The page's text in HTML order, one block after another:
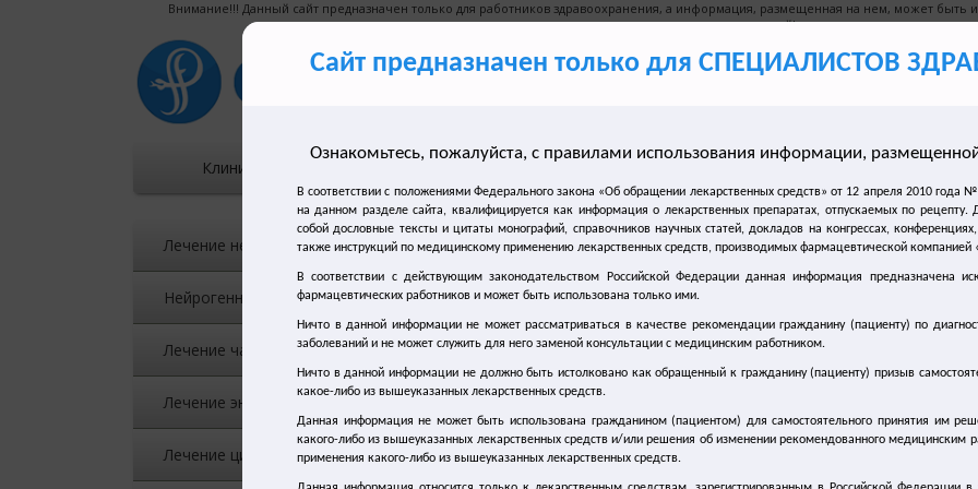
Внимание!!! Данный сайт предназначен только для работников здравоохранения, а информация, размещенная на нем, может быть
медицинских целей!
Сайт для врачей о лечении синдрома
Клиническое течение Новости Статьи
Лечение недержания мочи
Нейрогенный мочевой пузырь
Лечение частого мочеиспускания
Лечение энуреза
Лечение цистита
Главная | Новости |
16.02.2017 Оценена экономическая эффективность разных
Канадские ученые сравнили экономическую эффективность
стрессового недержания мочи у женщин. Исследователи пришли
является более выгодным по сравнению с использованием
научной работы были опубликованы в Международном журнале
В научной работе были рассмотрены данные о состоянии
при напряжении и перенесших операцию по поводу него. Период
По итогам исследования оказалось, что использование в ходе
Сайт предназначен только для СПЕЦИАЛИСТОВ
Ознакомьтесь, пожалуйста, с правилами использования информации,
В соответствии с положениями Федерального закона «Об обращении лекарственных средств» от 12 апреля 2010
на данном разделе сайта, квалифицируется как информация о лекарственных препаратах, отпускаемых по рецепту.
собой дословные тексты и цитаты монографий, справочников научных статей, докладов на конгрессах,
также инструкций по медицинскому применению лекарственных средств, производимых фармацевтической
В соответствии с действующим законодательством Российской Федерации данная информация предназначена
фармацевтических работников и может быть использована только ими.
Ничто в данной информации не может рассматриваться в качестве рекомендации гражданину (пациенту) по
заболеваний и не может служить для него заменой консультации с медицинским работником.
Ничто в данной информации не должно быть истолковано как обращенный к гражданину (пациенту) призыв
какое-либо из вышеуказанных лекарственных средств.
Данная информация не может быть использована гражданином (пациентом) для самостоятельного принятия им
какого-либо из вышеуказанных лекарственных средств и/или решения об изменении рекомендованного медицинским
применения какого-либо из вышеуказанных лекарственных средств.